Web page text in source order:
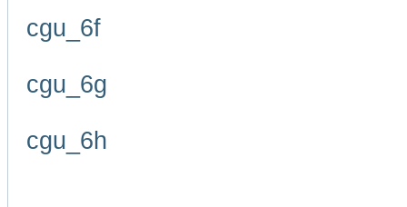
cgu_6f
cgu_6g
cgu_6h